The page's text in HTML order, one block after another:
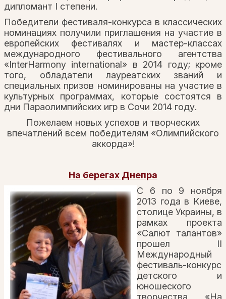
дипломант I степени.
Победители фестиваля-конкурса в классических
номинациях получили приглашения на участие в
европейских фестивалях и мастер-классах
международного фестивального агентства
«InterHarmony international» в 2014 году; кроме
того, обладатели лауреатских званий и
специальных призов номинированы на участие в
культурных программах, которые состоятся в
дни Параолимпийских игр в Сочи 2014 году.
Пожелаем новых успехов и творческих
впечатлений всем победителям «Олимпийского
аккорда»!
На берегах Днепра
С 6 по 9 ноября
2013 года в Киеве,
столице Украины, в
рамках проекта
«Салют талантов»
прошел II
Международный
фестиваль-конкурс
детского и
юношеского